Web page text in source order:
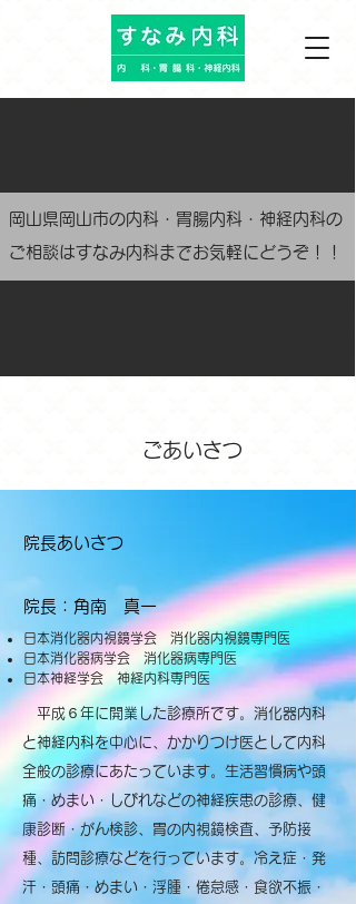
岡山県岡山市の内科・胃腸内科・神経内科の
ご相談はすなみ内科までお気軽にどうぞ！！
ごあいさつ
​院長あいさつ
院長：角南 真一
日本消化器内視鏡学会 消化器内視鏡専門医
日本消化器病学会 消化器病専門医
日本神経学会 神経内科専門医
平成６年に開業した診療所です。消化器内科
と神経内科を中心に、かかりつけ医として内科
全般の診療にあたっています。生活習慣病や頭
痛・めまい・しびれなどの神経疾患の診療、健
康診断・がん検診、胃の内視鏡検査、予防接
種、訪問診療などを行っています。冷え症・発
汗・頭痛・めまい・浮腫・倦怠感・食欲不振・